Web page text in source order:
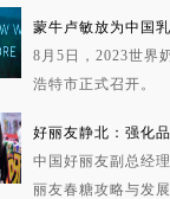
蒙牛卢敏放为中国
8月5日，2023世界
浩特市正式召开。
好丽友静北：强化
中国好丽友副总经
丽友春糖攻略与发展